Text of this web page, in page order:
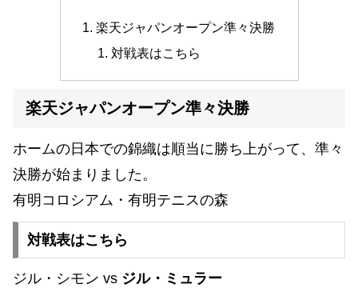
楽天ジャパンオープン準々決勝
対戦表はこちら
楽天ジャパンオープン準々決勝
ホームの日本での錦織は順当に勝ち上がって、準々
決勝が始まりました。
有明コロシアム・有明テニスの森
対戦表はこちら
ジル・シモン vs ジル・ミュラー